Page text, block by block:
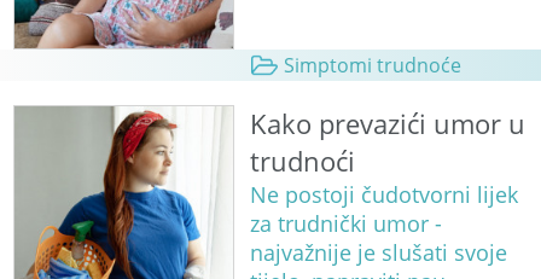
Simptomi trudnoće
Kako prevazići umor u
trudnoći
Ne postoji čudotvorni lijek
za trudnički umor -
najvažnije je slušati svoje